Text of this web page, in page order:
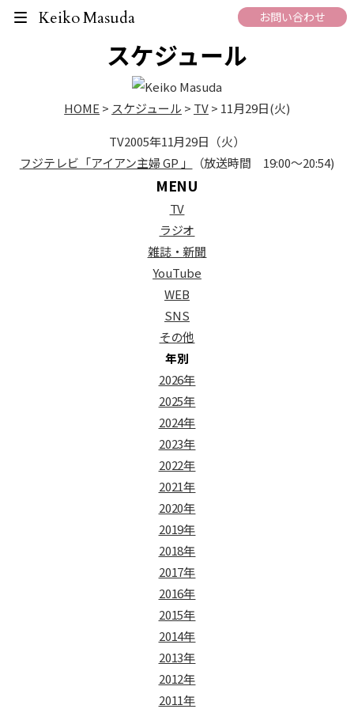
Keiko Masuda お問い合わせ
スケジュール
HOME > スケジュール > TV> 11月29日(火)
TV2005年11月29日（火）
フジテレビ「アイアン主婦 GP 」
（放送時間 19:00～20:54)
MENU
TV
ラジオ
雑誌・新聞
YouTube
WEB
SNS
その他
年別
2026年
2025年
2024年
2023年
2022年
2021年
2020年
2019年
2018年
2017年
2016年
2015年
2014年
2013年
2012年
2011年